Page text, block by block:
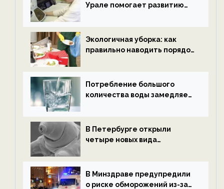
Урале помогает развитию
ECOportal
Экологичная уборка: как
правильно наводить порядок
Потребление большого
количества воды замедляет
В Петербурге открыли
четыре новых вида
экологии на ECOportal
В Минздраве предупредили
о риске обморожений из-за